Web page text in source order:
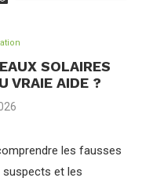
SOLAIRES
VRAIE AIDE ?
les fausses
suspects et les